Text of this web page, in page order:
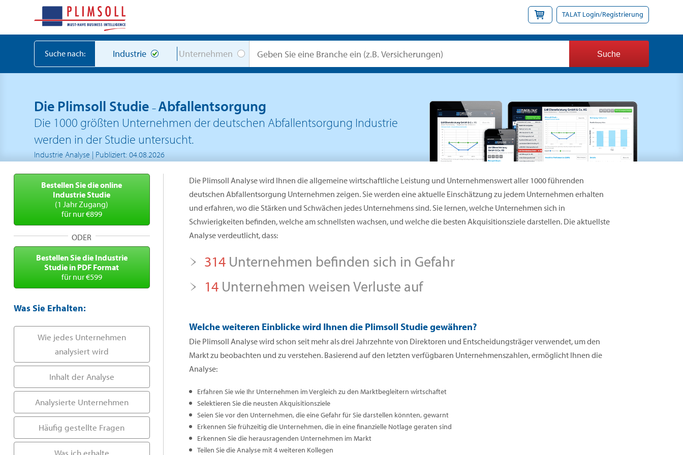
TALAT Login/Registrierung
Suche nach: Industrie Unternehmen
Die Plimsoll Studie–Abfallentsorgung
Die 1000 größten Unternehmen der deutschen Abfallentsorgung Industrie
werden in der Studie untersucht.
Industrie Analyse | Publiziert: 04.08.2026
Bestellen Sie die online
Industrie Studie
(1 Jahr Zugang)
für nur €899
ODER
Bestellen Sie die Industrie
Studie in PDF Format
für nur €599
Was Sie Erhalten:
Wie jedes Unternehmen
analysiert wird
Inhalt der Analyse
Analysierte Unternehmen
Häufig gestellte Fragen
Was ich erhalte
Die Plimsoll Analyse wird Ihnen die allgemeine wirtschaftliche Leistung und Unternehmenswert aller 1000 führenden
deutschen Abfallentsorgung Unternehmen zeigen. Sie werden eine aktuelle Einschätzung zu jedem Unternehmen erhalten
und erfahren, wo die Stärken und Schwächen jedes Unternehmens sind. Sie lernen, welche Unternehmen sich in
Schwierigkeiten befinden, welche am schnellsten wachsen, und welche die besten Akquisitionsziele darstellen. Die aktuellste
Analyse verdeutlicht, dass:
314Unternehmen befinden sich in Gefahr
14Unternehmen weisen Verluste auf
Welche weiteren Einblicke wird Ihnen die Plimsoll Studie gewähren?
Die Plimsoll Analyse wird schon seit mehr als drei Jahrzehnte von Direktoren und Entscheidungsträger verwendet, um den
Markt zu beobachten und zu verstehen. Basierend auf den letzten verfügbaren Unternehmenszahlen, ermöglicht Ihnen die
Analyse:
Erfahren Sie wie Ihr Unternehmen im Vergleich zu den Marktbegleitern wirtschaftet
Selektieren Sie die neusten Akquisitionsziele
Seien Sie vor den Unternehmen, die eine Gefahr für Sie darstellen könnten, gewarnt
Erkennen Sie frühzeitig die Unternehmen, die in eine finanzielle Notlage geraten sind
Erkennen Sie die herausragenden Unternehmen im Markt
Teilen Sie die Analyse mit 4 weiteren Kollegen